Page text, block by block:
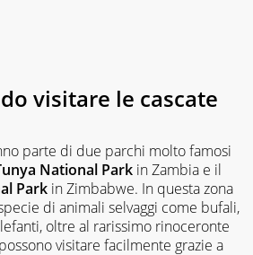
visitare le cascate
parte di due parchi molto famosi
National Park in Zambia e il
Park in Zimbabwe. In questa zona
di animali selvaggi come bufali,
oltre al rarissimo rinoceronte
visitare facilmente grazie a